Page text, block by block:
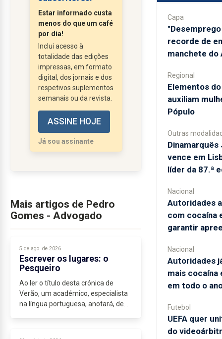
Constituinte, em 2 de
Abril de 1976.
A Constituição é a
Constituição da
Democracia, do Estado
de Direito Democrático,
no qual se inscreve a
protecção dos direitos,
liberdades e garantias,
da Autonomia
Constitucional, da
Estar informado custa
menos do que um café
por dia!
Inclui acesso à
totalidade das edições
impressas, em formato
digital, dos jornais e dos
respetivos suplementos
semanais ou da revista.
ASSINE HOJE
Já sou assinante
Mais artigos de Pedro
Gomes - Advogado
5 de ago. de 2026
Escrever os lugares: o
Pesqueiro
Ao ler o título desta crónica de
Verão, um académico, especialista
na língua portuguesa, anotará, de
Capa
recorde de
manchete do
Regional
​Elementos do
auxiliam
Pópulo
Outras
Dinamarquês
vence em
líder da 87.ª
Nacional
Autoridades
com cocaína
garantir
Nacional
Autoridades
mais cocaína
em todo o
Futebol
UEFA quer
do